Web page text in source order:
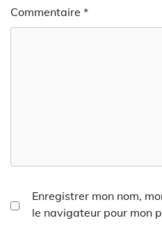
Commentaire *
Enregistrer mon nom,
le navigateur pour mon